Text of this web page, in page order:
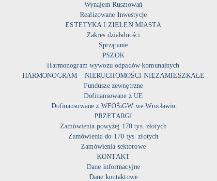
Wynajem Rusztowań
Realizowane Inwestycje
ESTETYKA I ZIELEŃ MIASTA
Zakres działalności
Sprzątanie
PSZOK
Harmonogram wywozu odpadów komunalnych
HARMONOGRAM – NIERUCHOMOŚCI NIEZAMIESZKAŁE
Fundusze zewnętrzne
Dofinansowane z UE
Dofinansowane z WFOŚiGW we Wrocławiu
PRZETARGI
Zamówienia powyżej 170 tys. złotych
Zamówienia do 170 tys. złotych
Zamówienia sektorowe
KONTAKT
Dane informacyjne
Dane kontaktowe